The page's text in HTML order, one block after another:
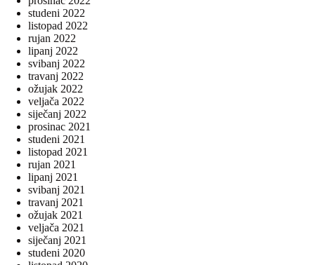
studeni 2022
listopad 2022
rujan 2022
lipanj 2022
svibanj 2022
travanj 2022
ožujak 2022
veljača 2022
siječanj 2022
prosinac 2021
studeni 2021
listopad 2021
rujan 2021
lipanj 2021
svibanj 2021
travanj 2021
ožujak 2021
veljača 2021
siječanj 2021
studeni 2020